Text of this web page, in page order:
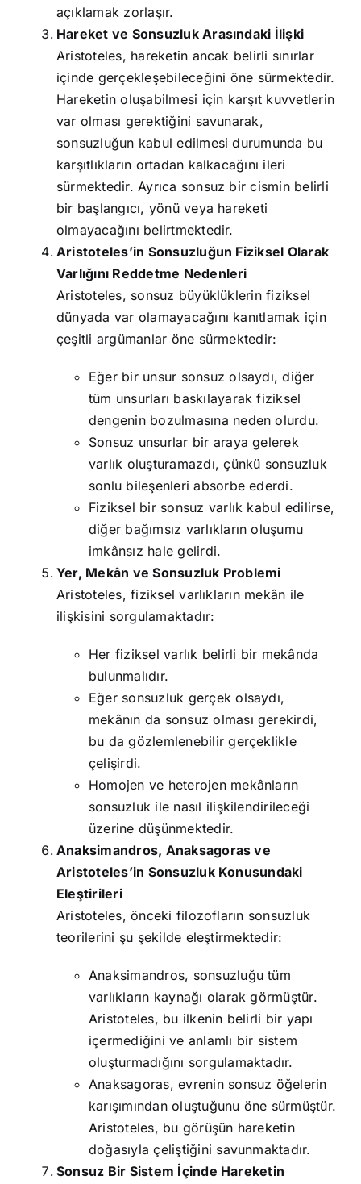
açıklamak zorlaşır.
Hareket ve Sonsuzluk Arasındaki İlişki
Aristoteles, hareketin ancak belirli sınırlar
içinde gerçekleşebileceğini öne sürmektedir.
Hareketin oluşabilmesi için karşıt kuvvetlerin
var olması gerektiğini savunarak,
sonsuzluğun kabul edilmesi durumunda bu
karşıtlıkların ortadan kalkacağını ileri
sürmektedir. Ayrıca sonsuz bir cismin belirli
bir başlangıcı, yönü veya hareketi
olmayacağını belirtmektedir.
Aristoteles’in Sonsuzluğun Fiziksel Olarak
Varlığını Reddetme Nedenleri
Aristoteles, sonsuz büyüklüklerin fiziksel
dünyada var olamayacağını kanıtlamak için
çeşitli argümanlar öne sürmektedir:
Eğer bir unsur sonsuz olsaydı, diğer
tüm unsurları baskılayarak fiziksel
dengenin bozulmasına neden olurdu.
Sonsuz unsurlar bir araya gelerek
varlık oluşturamazdı, çünkü sonsuzluk
sonlu bileşenleri absorbe ederdi.
Fiziksel bir sonsuz varlık kabul edilirse,
diğer bağımsız varlıkların oluşumu
imkânsız hale gelirdi.
Yer, Mekân ve Sonsuzluk Problemi
Aristoteles, fiziksel varlıkların mekân ile
ilişkisini sorgulamaktadır:
Her fiziksel varlık belirli bir mekânda
bulunmalıdır.
Eğer sonsuzluk gerçek olsaydı,
mekânın da sonsuz olması gerekirdi,
bu da gözlemlenebilir gerçeklikle
çelişirdi.
Homojen ve heterojen mekânların
sonsuzluk ile nasıl ilişkilendirileceği
üzerine düşünmektedir.
Anaksimandros, Anaksagoras ve
Aristoteles’in Sonsuzluk Konusundaki
Eleştirileri
Aristoteles, önceki filozofların sonsuzluk
teorilerini şu şekilde eleştirmektedir:
Anaksimandros, sonsuzluğu tüm
varlıkların kaynağı olarak görmüştür.
Aristoteles, bu ilkenin belirli bir yapı
içermediğini ve anlamlı bir sistem
oluşturmadığını sorgulamaktadır.
Anaksagoras, evrenin sonsuz öğelerin
karışımından oluştuğunu öne sürmüştür.
Aristoteles, bu görüşün hareketin
doğasıyla çeliştiğini savunmaktadır.
Sonsuz Bir Sistem İçinde Hareketin